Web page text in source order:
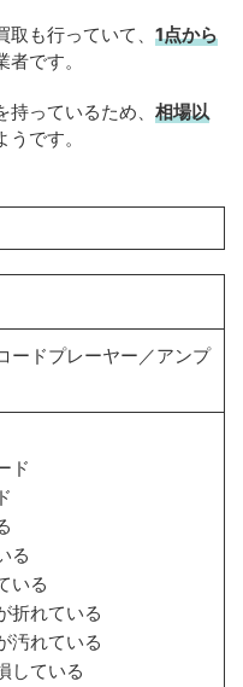
も行っていて、 1点から
者です。
っているため、 相場以
うです。
ードプレーヤー／アンプ
ド
る
いる
折れている
汚れている
している